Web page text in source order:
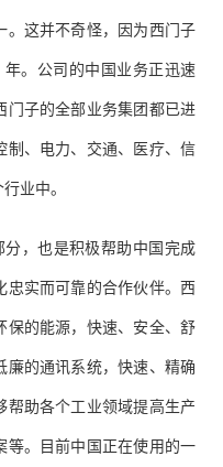
。这并不奇怪，因为西门子
。公司的中国业务正迅速
门子的全部业务集团都已进
制、电力、交通、医疗、信
业中。
，也是积极帮助中国完成
忠实而可靠的合作伙伴。西
保的能源，快速、安全、舒
廉的通讯系统，快速、精确
帮助各个工业领域提高生产
等。目前中国正在使用的一